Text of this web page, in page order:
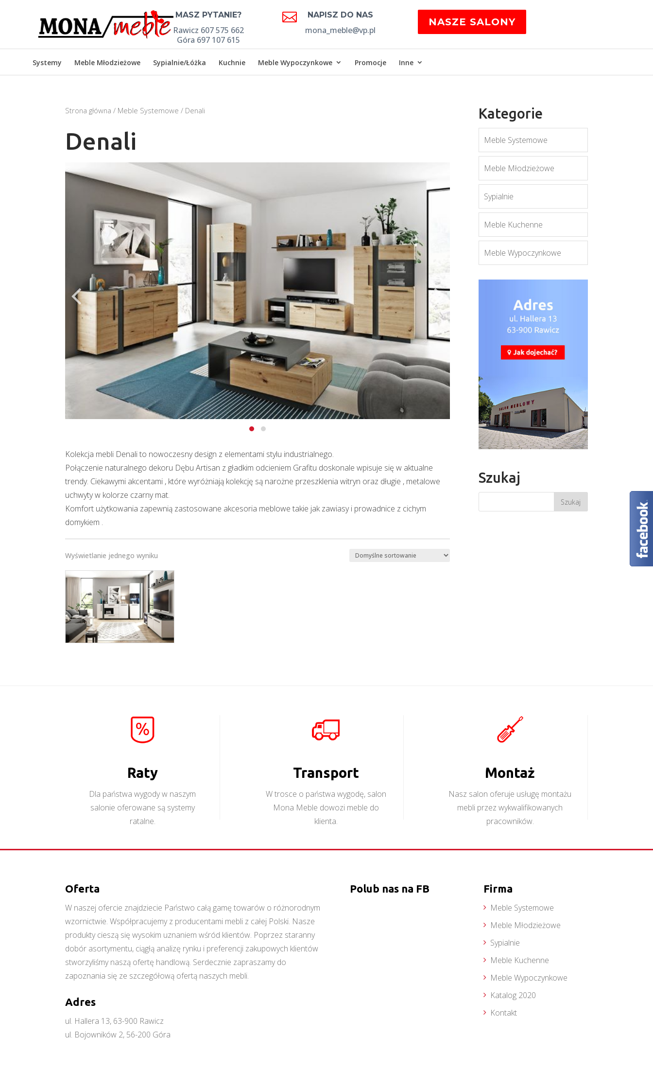
 MASZ PYTANIE?
Rawicz 607 575 662
Góra 697 107 615
 NAPISZ DO NAS
mona_meble@vp.pl
NASZE SALONY
Systemy Meble Młodzieżowe Sypialnie/Łóżka Kuchnie Meble Wypoczynkowe Promocje Inne
Strona główna / Meble Systemowe / Denali
Denali
Kolekcja mebli Denali to nowoczesny design z elementami stylu industrialnego.
Połączenie naturalnego dekoru Dębu Artisan z gładkim odcieniem Grafitu doskonale wpisuje się w aktualne
trendy. Ciekawymi akcentami , które wyróżniają kolekcję są narożne przeszklenia witryn oraz długie , metalowe
uchwyty w kolorze czarny mat.
Komfort użytkowania zapewnią zastosowane akcesoria meblowe takie jak zawiasy i prowadnice z cichym
domykiem .
Wyświetlanie jednego wyniku
Kategorie
Meble Systemowe
Meble Młodzieżowe
Sypialnie
Meble Kuchenne
Meble Wypoczynkowe
Szukaj
Raty
Dla państwa wygody w naszym
salonie oferowane są systemy
ratalne.
Transport
W trosce o państwa wygodę, salon
Mona Meble dowozi meble do
klienta.
Montaż
Nasz salon oferuje usługę montażu
mebli przez wykwalifikowanych
pracowników.
Oferta
W naszej ofercie znajdziecie Państwo całą gamę towarów o różnorodnym
wzornictwie. Współpracujemy z producentami mebli z całej Polski. Nasze
produkty cieszą się wysokim uznaniem wśród klientów. Poprzez staranny
dobór asortymentu, ciągłą analizę rynku i preferencji zakupowych klientów
stworzyliśmy naszą ofertę handlową. Serdecznie zapraszamy do
zapoznania się ze szczegółową ofertą naszych mebli.
Adres
ul. Hallera 13, 63-900 Rawicz
ul. Bojowników 2, 56-200 Góra
Polub nas na FB Firma
Meble Systemowe
Meble Młodzieżowe
Sypialnie
Meble Kuchenne
Meble Wypoczynkowe
Katalog 2020
Kontakt